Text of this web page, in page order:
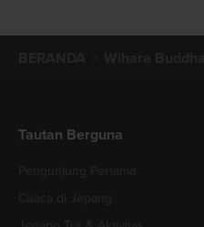
Tautan Berguna